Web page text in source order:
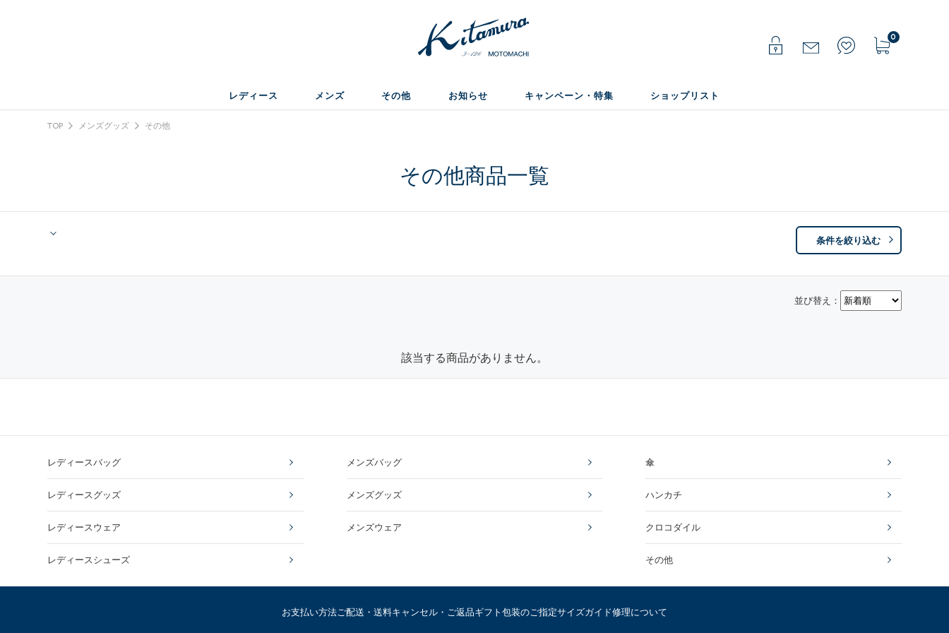
0
レディース メンズ その他 お知らせ キャンペーン・特集 ショップリスト
TOP メンズグッズ その他
その他商品一覧
条件を絞り込む
並び替え：
該当する商品がありません。
レディースバッグ
レディースグッズ
レディースウェア
レディースシューズ
メンズバッグ
メンズグッズ
メンズウェア
傘
ハンカチ
クロコダイル
その他
お支払い方法ご配送・送料キャンセル・ご返品ギフト包装のご指定サイズガイド修理について